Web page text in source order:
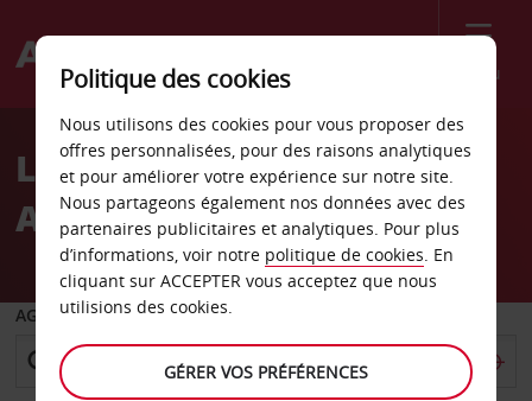
Menu
Welcome
AvisLocation de voiture Saint
Augustine
AGENCE DE DÉPART
Politique des cookies
Nous utilisons des cookies pour vous proposer des
offres personnalisées, pour des raisons analytiques
et pour améliorer votre expérience sur notre site.
Nous partageons également nos données avec des
partenaires publicitaires et analytiques. Pour plus
d’informations, voir notre politique de cookies. En
cliquant sur ACCEPTER vous acceptez que nous
utilisions des cookies.
GÉRER VOS PRÉFÉRENCES